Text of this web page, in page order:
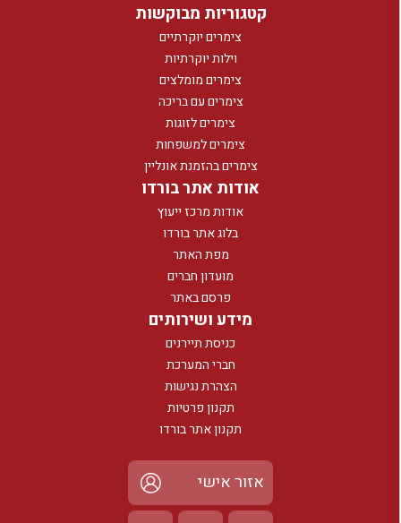
קטגוריות מבוקשות
צימרים יוקרתיים
וילות יוקרתיות
צימרים מומלצים
צימרים עם בריכה
צימרים לזוגות
צימרים למשפחות
צימרים בהזמנת אונליין
אודות אתר בורדו
אודות מרכז ייעוץ
בלוג אתר בורדו
מפת האתר
מועדון חברים
פרסם באתר
מידע ושירותים
כניסת תיירנים
חברי המערכת
הצהרת נגישות
תקנון פרטיות
תקנון אתר בורדו
אזור אישי